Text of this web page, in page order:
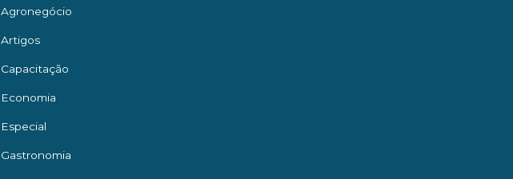
Agronegócio
Artigos
Capacitação
Economia
Especial
Gastronomia